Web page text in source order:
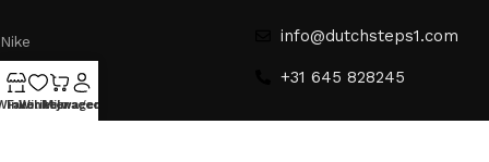
Nike
Yeezy
info@dutchsteps1.com
+31 645 828245
Favorieten
Winkelwagen
Mijn account